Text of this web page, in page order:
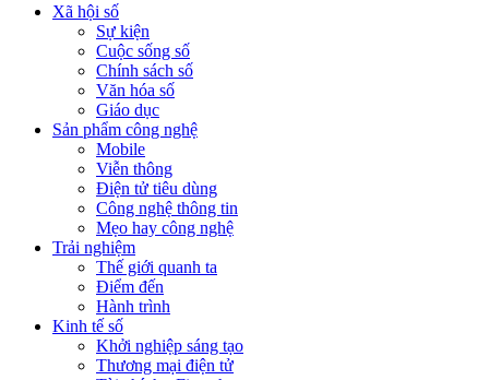
Xã hội số
Sự kiện
Cuộc sống số
Chính sách số
Văn hóa số
Giáo dục
Sản phẩm công nghệ
Mobile
Viễn thông
Điện tử tiêu dùng
Công nghệ thông tin
Mẹo hay công nghệ
Trải nghiệm
Thế giới quanh ta
Điểm đến
Hành trình
Kinh tế số
Khởi nghiệp sáng tạo
Thương mại điện tử